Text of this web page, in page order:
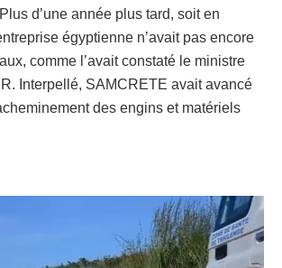
d’une année plus tard, soit en
égyptienne n’avait pas encore
comme l’avait constaté le ministre
Interpellé, SAMCRETE avait avancé
des engins et matériels